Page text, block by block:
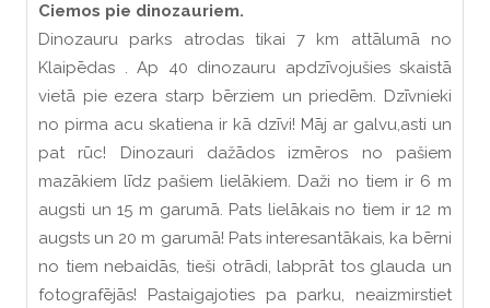
Ciemos pie dinozauriem.
Dinozauru parks atrodas tikai 7 km attālumā no
Klaipēdas . Ap 40 dinozauru apdzīvojušies skaistā
vietā pie ezera starp bērziem un priedēm. Dzīvnieki
no pirma acu skatiena ir kā dzīvi! Māj ar galvu,asti un
pat rūc! Dinozauri dažādos izmēros no pašiem
mazākiem līdz pašiem lielākiem. Daži no tiem ir 6 m
augsti un 15 m garumā. Pats lielākais no tiem ir 12 m
augsts un 20 m garumā! Pats interesantākais, ka bērni
no tiem nebaidās, tieši otrādi, labprāt tos glauda un
fotografējās! Pastaigajoties pa parku, neaizmirstiet